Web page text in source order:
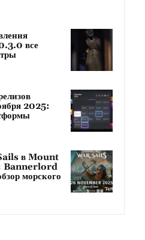
все
2025:
в Mount
Bannerlord
морского